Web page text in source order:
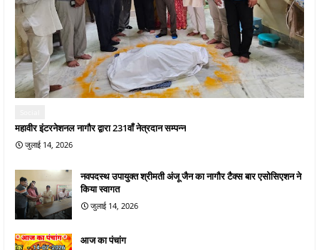
महावीर इंटरनेशनल नागौर द्वारा 231वाँ नेत्रदान सम्पन्न
जुलाई 14, 2026
नवपदस्थ उपायुक्त श्रीमती अंजू जैन का नागौर टैक्स बार एसोसिएशन ने
किया स्वागत
जुलाई 14, 2026
आज का पंचांग